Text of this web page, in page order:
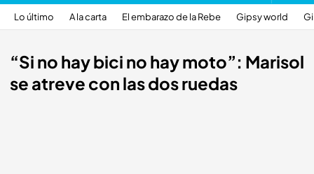
Lo último A la carta El embarazo de la Rebe Gipsy world
“Si no hay bici no hay moto”: Marisol
se atreve con las dos ruedas